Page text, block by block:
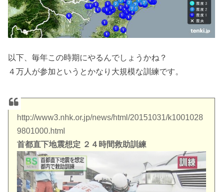
以下、毎年この時期にやるんでしょうかね？
４万人が参加というとかなり大規模な訓練です。
http://www3.nhk.or.jp/news/html/20151031/k1001028
9801000.html
首都直下地震想定 ２４時間救助訓練